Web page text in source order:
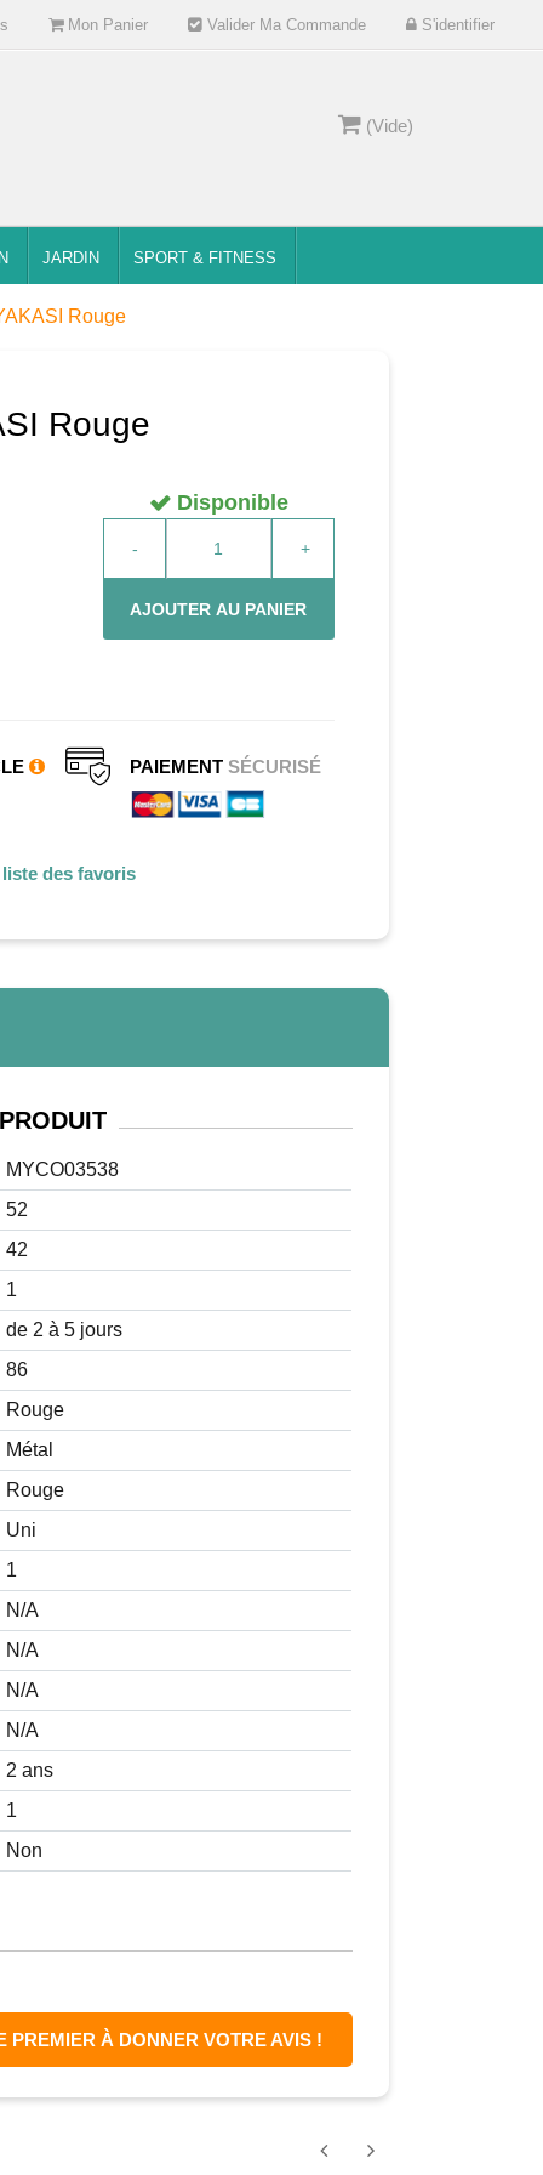
Mon Panier Valider Ma Commande S'identifier
(Vide)
JARDIN SPORT & FITNESS
Rouge
Rouge
Disponible
- +
AJOUTER AU PANIER
PAIEMENTSÉCURISÉ
des favoris
MYCO03538
52
42
1
de 2 à 5 jours
86
Rouge
Métal
Rouge
Uni
1
N/A
N/A
N/A
N/A
2 ans
1
Non
PREMIER À DONNER VOTRE AVIS !